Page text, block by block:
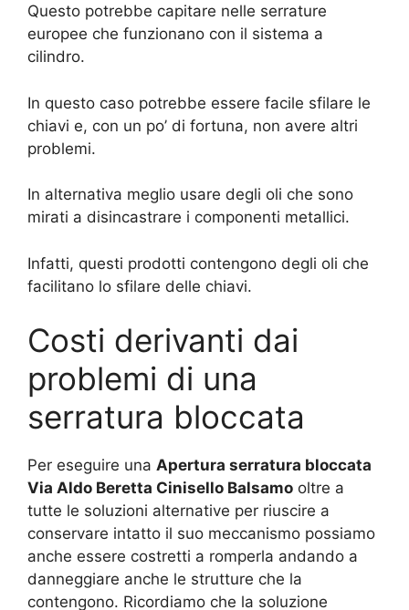
Questo potrebbe capitare nelle serrature
europee che funzionano con il sistema a
cilindro.
In questo caso potrebbe essere facile sfilare le
chiavi e, con un po’ di fortuna, non avere altri
problemi.
In alternativa meglio usare degli oli che sono
mirati a disincastrare i componenti metallici.
Infatti, questi prodotti contengono degli oli che
facilitano lo sfilare delle chiavi.
Costi derivanti dai
problemi di una
serratura bloccata
Per eseguire una Apertura serratura bloccata
Via Aldo Beretta Cinisello Balsamo oltre a
tutte le soluzioni alternative per riuscire a
conservare intatto il suo meccanismo possiamo
anche essere costretti a romperla andando a
danneggiare anche le strutture che la
contengono. Ricordiamo che la soluzione